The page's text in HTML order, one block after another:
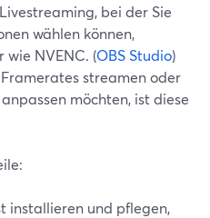
bei der Sie
wählen können,
wie NVENC. (OBS Studio)
streamen oder
möchten, ist diese
installieren und pflegen,